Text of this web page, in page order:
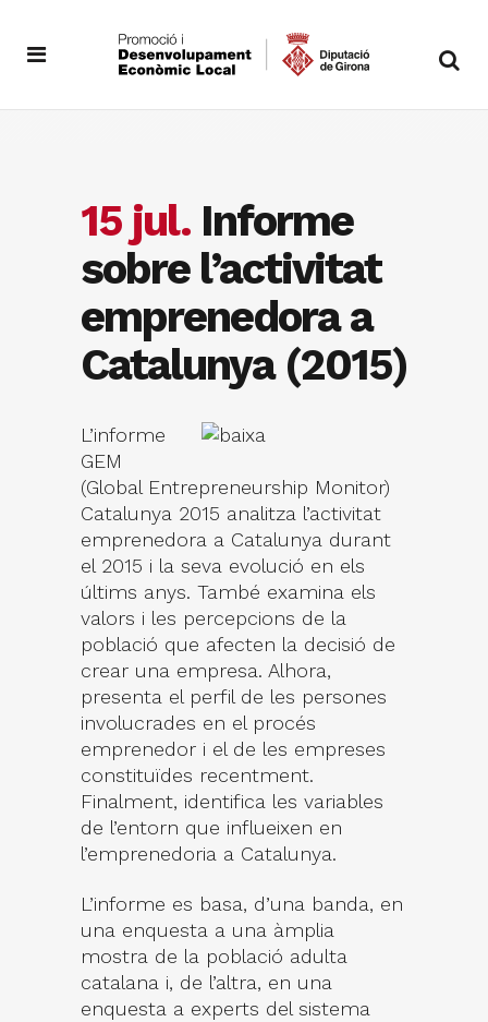
15 jul. Informe
sobre l’activitat
emprenedora a
Catalunya (2015)
L’informe
GEM
(Global Entrepreneurship Monitor)
Catalunya 2015 analitza l’activitat
emprenedora a Catalunya durant
el 2015 i la seva evolució en els
últims anys. També examina els
valors i les percepcions de la
població que afecten la decisió de
crear una empresa. Alhora,
presenta el perfil de les persones
involucrades en el procés
emprenedor i el de les empreses
constituïdes recentment.
Finalment, identifica les variables
de l’entorn que influeixen en
l’emprenedoria a Catalunya.
L’informe es basa, d’una banda, en
una enquesta a una àmplia
mostra de la població adulta
catalana i, de l’altra, en una
enquesta a experts del sistema